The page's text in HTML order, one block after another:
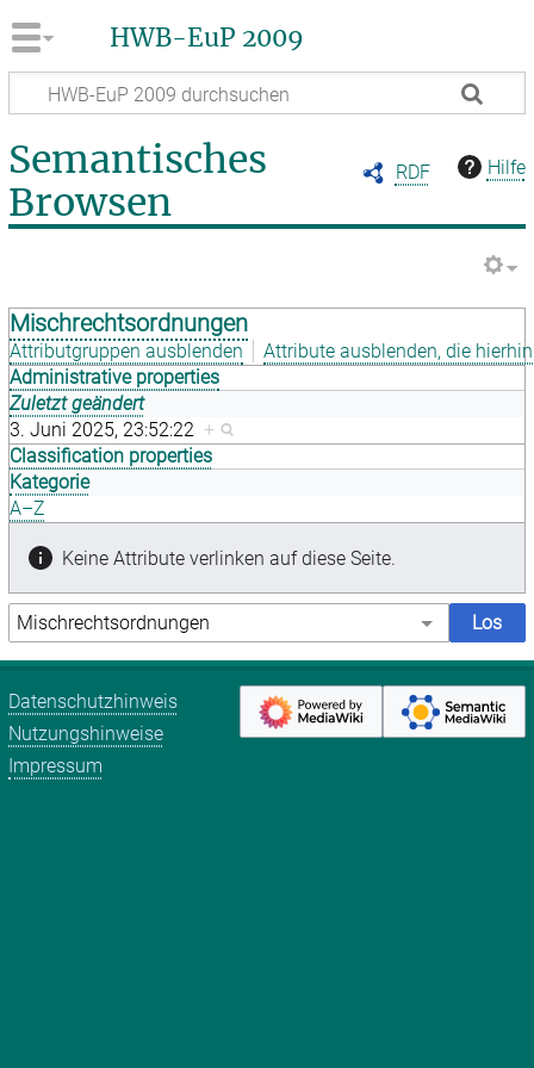
HWB-EuP 2009
RDF Hilfe
Semantisches
Browsen
Mischrechtsordnungen
Attributgruppen ausblenden
Attribute ausblenden, die
Administrative properties
Zuletzt geändert
3. Juni 2025, 23:52:22 +
Classification properties
Kategorie
A–Z
Keine Attribute verlinken auf diese Seite.
Datenschutzhinweis
Nutzungshinweise
Impressum